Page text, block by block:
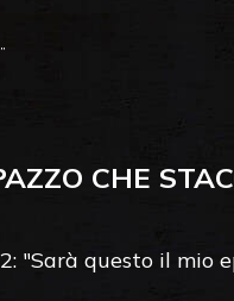
CHE
"Sarà questo il mio